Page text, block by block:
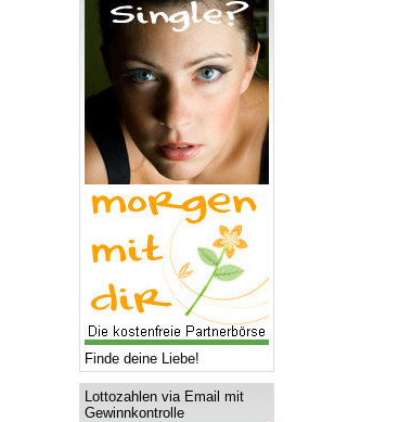
Finde deine Liebe!
Lottozahlen via Email mit
Gewinnkontrolle